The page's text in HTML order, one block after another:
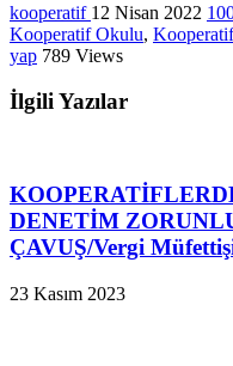
kooperatif 12 Nisan 2022
Kooperatif Okulu,
yap 789 Views
İlgili Yazılar
DENETİM
ÇAVUŞ/Vergi
23 Kasım 2023